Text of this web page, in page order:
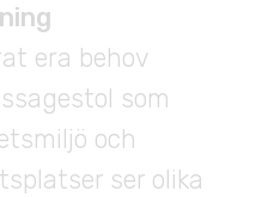
era behov
som
och
ser olika